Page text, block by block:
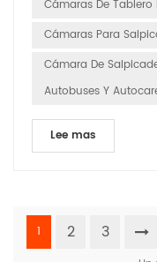
Cámaras De Tablero
Cámaras Para
Cámara De
Autobuses Y
Lee mas
1 2 3